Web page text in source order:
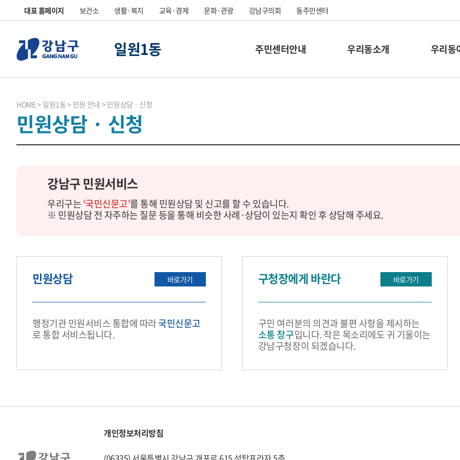
대표 홈페이지 보건소 생활·복지 교육·경제 문화·관광 강남구의회 동주민센터
일원1동 주민센터안내 우리동소개 우리동
HOME 일원1동 민원 안내 민원상담 · 신청
민원상담 · 신청
강남구 민원서비스
우리구는‘국민신문고’를 통해 민원상담 및 신고를 할 수 있습니다.
※ 민원상담 전 자주하는 질문 등을 통해 비슷한 사례·상담이 있는지 확인 후 상담해 주세요.
민원상담 바로가기
행정기관 민원서비스 통합에 따라국민신문고
로 통합 서비스됩니다.
구청장에게 바란다 바로가기
구민 여러분의 의견과 불편 사항을 제시하는
소통 창구입니다. 작은 목소리에도 귀 기울이는
강남구청장이 되겠습니다.
개인정보처리방침